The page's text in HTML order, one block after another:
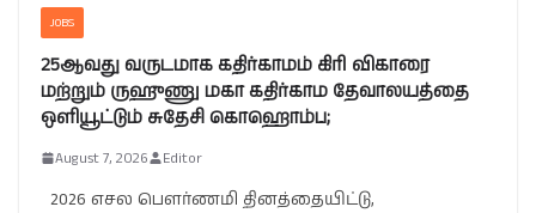
JOBS
25ஆவது வருடமாக கதிர்காமம் கிரி விகாரை
மற்றும் ருஹுணு மகா கதிர்காம தேவாலயத்தை
ஒளியூட்டும் சுதேசி கொஹொம்ப;
August 7, 2026 Editor
2026 எசல பௌர்ணமி தினத்தையிட்டு,